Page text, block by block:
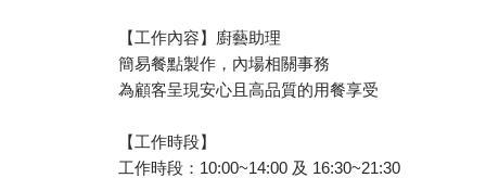
【工作內容】廚藝助理
簡易餐點製作，內場相關事務
為顧客呈現安心且高品質的用餐享受
【工作時段】
工作時段：10:00~14:00 及 16:30~21:30